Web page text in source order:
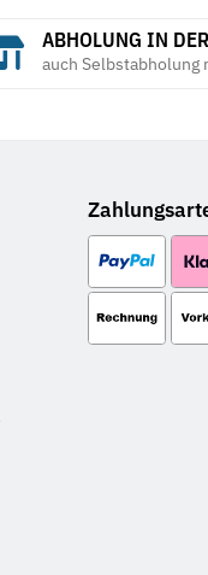
ABHOLUNG IN
auch Selbstabholung